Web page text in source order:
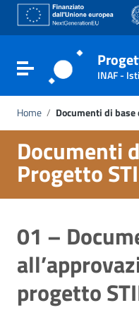
Go to content
Go to the navigation
Go to the footer
Toggle navigationINAF -
Home / Documenti di base
Documenti
Progetto
01 –
progetto